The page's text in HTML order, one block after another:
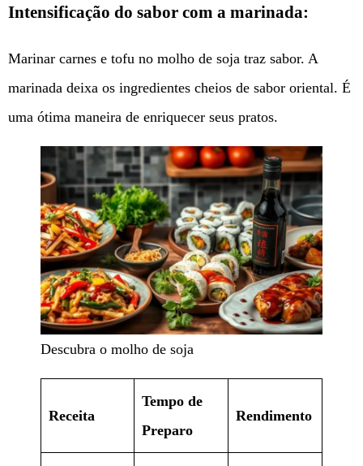
Intensificação do sabor com a marinada:
Marinar carnes e tofu no molho de soja traz sabor. A
marinada deixa os ingredientes cheios de sabor oriental. É
uma ótima maneira de enriquecer seus pratos.
Descubra o molho de soja
Receita
Tempo de
Preparo
Rendimento